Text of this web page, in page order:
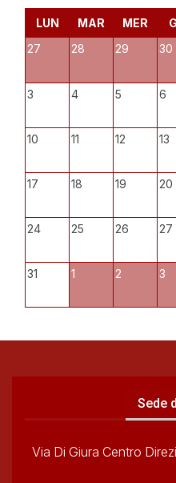
LUN MAR MER
27
28 29 30
3 4 5 6
10 11 12 13
17 18 19 20
24 25 26 27
31 1 2 3
Sede
Via Di Giura Centro